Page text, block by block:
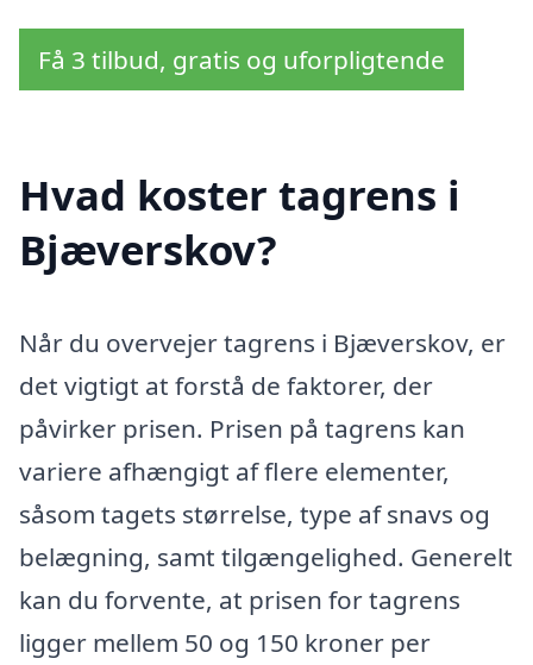
Få 3 tilbud, gratis og uforpligtende
Hvad koster tagrens i
Bjæverskov?
Når du overvejer tagrens i Bjæverskov, er
det vigtigt at forstå de faktorer, der
påvirker prisen. Prisen på tagrens kan
variere afhængigt af flere elementer,
såsom tagets størrelse, type af snavs og
belægning, samt tilgængelighed. Generelt
kan du forvente, at prisen for tagrens
ligger mellem 50 og 150 kroner per